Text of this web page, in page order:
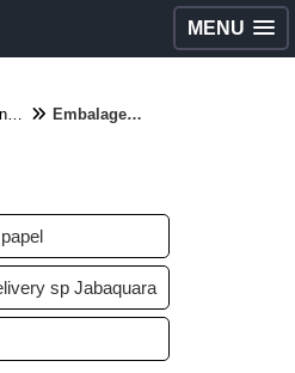
MENU
Embalagens diversas - Categoria Embalagem para lanche baguete
sp Jabaquara